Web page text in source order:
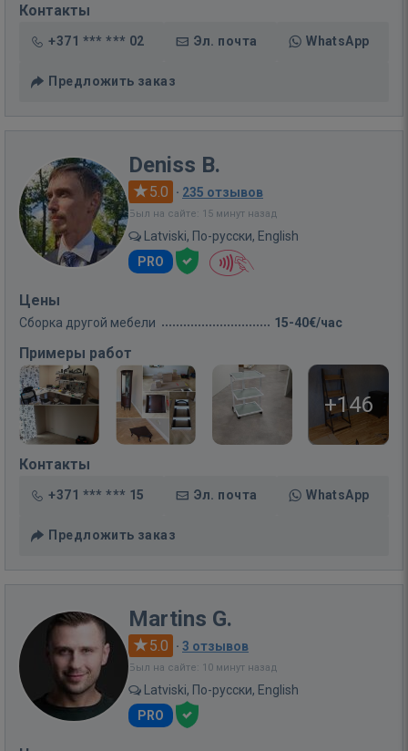
Контакты
+371 *** *** 02 Эл. почта WhatsApp
Предложить заказ
Deniss B.
5.0 · 235 отзывов
Был на сайте: 15 минут назад
Latviski, По-русски, English
PRO
Цены
Сборка другой мебели 15-40€/час
Примеры работ
+146
Контакты
+371 *** *** 15 Эл. почта WhatsApp
Предложить заказ
Martins G.
5.0 · 3 отзывов
Был на сайте: 10 минут назад
Latviski, По-русски, English
PRO